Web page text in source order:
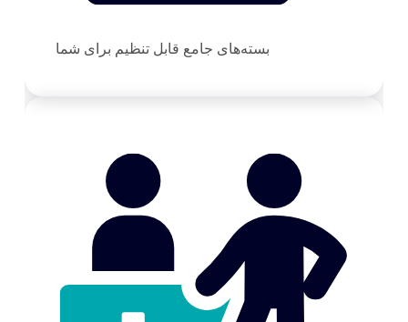
بسته‌های جامع قابل تنظیم برای شما